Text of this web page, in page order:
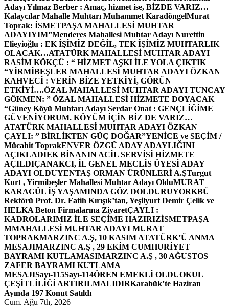
Adayı Yılmaz Berber : Amaç, hizmet ise, BİZDE VARIZ…
Kalaycılar Mahalle Muhtarı Muhammet KaradöngelMurat
Toprak: İSMETPAŞA MAHALLESİ MUHTAR
ADAYIYIM”Menderes Mahallesi Muhtar Adayı Nurettin
Elieyioğlu : EK İŞİMİZ DEĞİL, TEK İŞİMİZ MUHTARLIK
OLACAK…ATATÜRK MAHALLESİ MUHTAR ADAYI
RASİM KÖKÇÜ : “ HİZMET AŞKI İLE YOLA ÇIKTIK
“YİRMİBEŞLER MAHALLESİ MUHTAR ADAYI ÖZKAN
KAHVECİ : VERİN BİZE YETKİYİ, GÖRÜN
ETKİYİ….ÖZAL MAHALLESİ MUHTAR ADAYI TUNCAY
GÖKMEN: ” ÖZAL MAHALLESİ HİZMETE DOYACAK
“Güney Köyü Muhtarı Adayı Serdar Onat : GENÇLİĞİME
GÜVENİYORUM. KÖYÜM İÇİN BİZ DE VARIZ…
ATATÜRK MAHALLESİ MUHTAR ADAYI ÖZKAN
ÇAYLI: ” BİRLİKTEN GÜÇ DOĞAR”YENİCE ve SEÇİM /
Mücahit ToprakENVER ÖZGÜ ADAY ADAYLIĞINI
AÇIKLADIEK BİNANIN ACİL SERVİSİ HİZMETE
AÇILDIÇANAKCI, İL GENEL MECLİS ÜYESİ ADAY
ADAYI OLDUYENTAŞ ORMAN ÜRÜNLERİ A.ŞTurgut
Kurt , Yirmibeşler Mahallesi Muhtar Adayı OlduMURAT
KARAGÜL İŞ YAŞAMINDA GÖZ DOLDURUYORKBÜ
Rektörü Prof. Dr. Fatih Kırışık’tan, Yeşilyurt Demir Çelik ve
HELKA Beton Firmalarına ZiyaretÇAYLI :
KADROLARIMIZ İLE SEÇİME HAZIRIZİSMETPAŞA
MMAHALLESİ MUHTAR ADAYI MURAT
TOPRAKMARZINC A.Ş, 10 KASIM ATATÜRK’Ü ANMA
MESAJIMARZINC A.Ş , 29 EKİM CUMHURİYET
BAYRAMI KUTLAMASIMARZINC A.Ş , 30 AĞUSTOS
ZAFER BAYRAMI KUTLAMA
MESAJISayı-115Sayı-114ÖREN EMEKLİ OLDUOKUL
ÇEŞİTLİLİĞİ ARTIRILMALIDIRKarabük’te Haziran
Ayında 197 Konut Satıldı
Cum. Ağu 7th, 2026